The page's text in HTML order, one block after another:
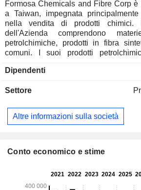
Formosa Chemicals and Fibre Corp
a Taiwan, impegnata
nella vendita di prodotti chimici.
dell'Azienda comprendono
petrolchimiche, prodotti in fibra
comuni. I suoi prodotti
(OX), toluene, meta-xilene, stirene
puro, polistirene, polipropilene,
in fibra sintetica includono il cotone
il filato di nylon, la seta grezza di
dolce, acqua pura e vapore.
Dipendenti
Settore
Altre informazioni sulla società
Conto economico e stime